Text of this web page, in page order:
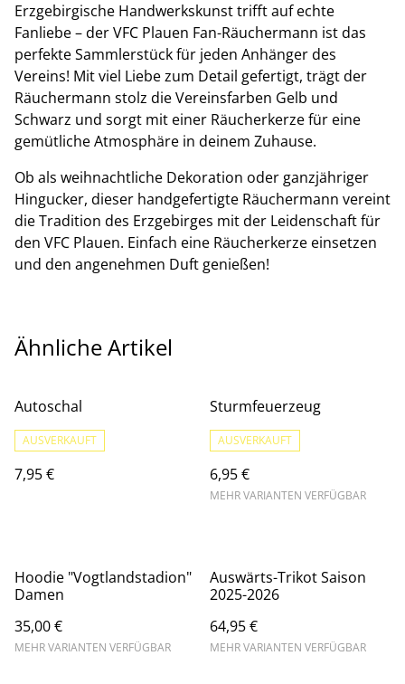
Erzgebirgische Handwerkskunst trifft auf echte
Fanliebe – der VFC Plauen Fan-Räuchermann ist das
perfekte Sammlerstück für jeden Anhänger des
Vereins! Mit viel Liebe zum Detail gefertigt, trägt der
Räuchermann stolz die Vereinsfarben Gelb und
Schwarz und sorgt mit einer Räucherkerze für eine
gemütliche Atmosphäre in deinem Zuhause.
Ob als weihnachtliche Dekoration oder ganzjähriger
Hingucker, dieser handgefertigte Räuchermann vereint
die Tradition des Erzgebirges mit der Leidenschaft für
den VFC Plauen. Einfach eine Räucherkerze einsetzen
und den angenehmen Duft genießen!
Ähnliche Artikel
Autoschal
AUSVERKAUFT
7,95 €
Sturmfeuerzeug
AUSVERKAUFT
6,95 €
MEHR VARIANTEN VERFÜGBAR
Hoodie "Vogtlandstadion"
Damen
35,00 €
MEHR VARIANTEN VERFÜGBAR
Auswärts-Trikot Saison
2025-2026
64,95 €
MEHR VARIANTEN VERFÜGBAR